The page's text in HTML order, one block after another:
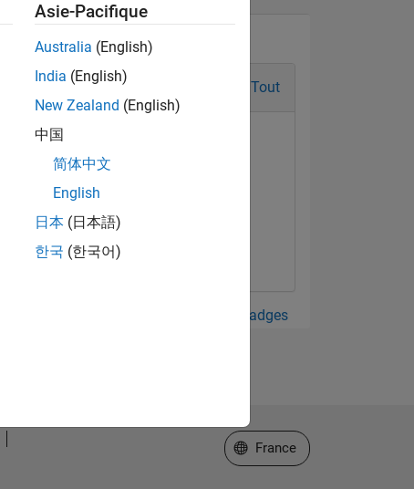
Tout
Afficher tout Badges
Asie-Pacifique
Australia (English)
India (English)
New Zealand (English)
中国
简体中文
English
日本 (日本語)
한국 (한국어)
Sélectionner un site web
France